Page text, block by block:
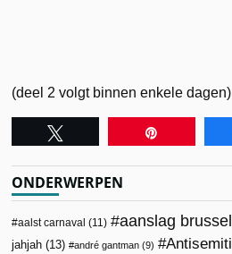
(deel 2 volgt binnen enkele dagen)
ONDERWERPEN
aalst carnaval (11) aanslag brussel
jahjah (13) andré gantman (9)